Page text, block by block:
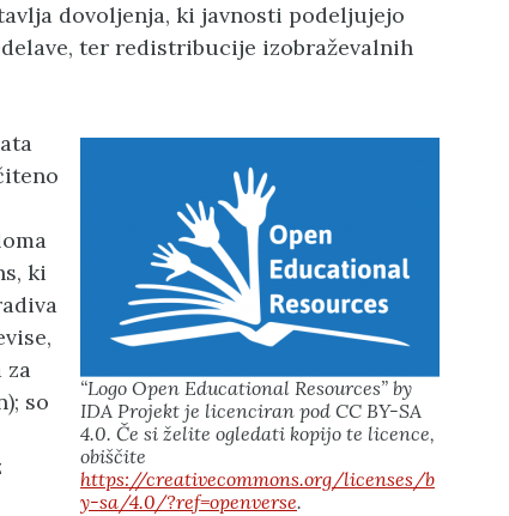
dovoljenja, ki javnosti podeljujejo
ter redistribucije izobraževalnih
“Logo Open Educational Resources” by
IDA Projekt je licenciran pod CC BY-SA
4.0. Če si želite ogledati kopijo te licence,
obiščite
https://creativecommons.org/licenses/b
y-sa/4.0/?ref=openverse.
ki
za
so